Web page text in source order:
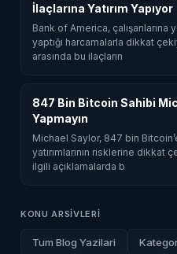
İlaçlarına Yatırım Yapıyor
Bank of America, çalışanlarına
yaptığı harcamalarla dikkat
arasında bu ilaçların
847 Bin Bitcoin Sahibi
Yapmayın
Michael Saylor, 847 bin
yatırımlarının risklerine dikkat
ilgili açıklamalarda b
KONU ARSIVLERI
Tum Blog Yazilari